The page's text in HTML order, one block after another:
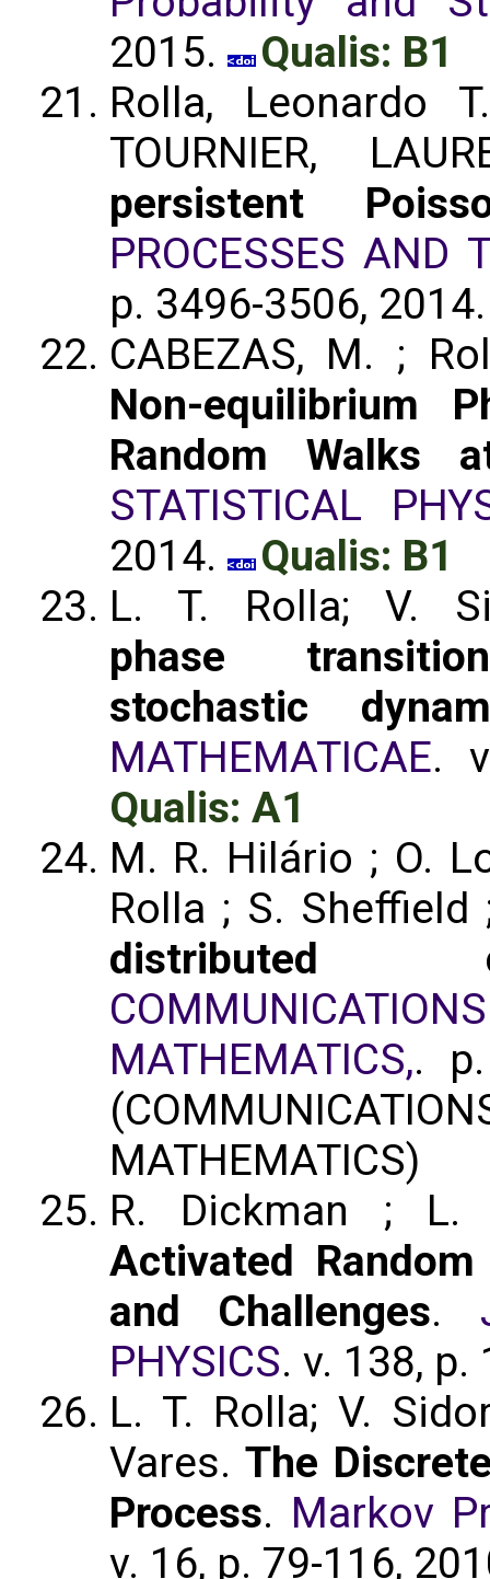
2015.
Qualis: B1
Rolla, Leonardo
TOURNIER,
persistent
PROCESSES AND
p. 3496-3506,
CABEZAS, M. ;
Non-equilibrium
Random Walks
STATISTICAL
2014.
Qualis: B1
L. T. Rolla; V.
phase
stochastic
MATHEMATICAE.
Qualis: A1
M. R. Hilário ; O.
Rolla ; S.
distributed
MATHEMATICS,.
MATHEMATICS)
R. Dickman ; L.
Activated
and Challenges.
PHYSICS. v. 138,
L. T. Rolla; V.
Vares.The
Process. Markov
v. 16, p. 79-116,